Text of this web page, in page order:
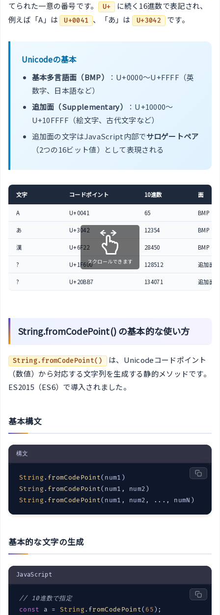
てられた一意の番号です。
U+
に続く16進数で表記され、
例えば「A」は U+0041 、「あ」は U+3042 です。
Unicodeの基本
基本多言語面（BMP）
：U+0000〜U+FFFF（英
数字、日本語など）
追加面（Supplementary）
：U+10000〜
U+10FFFF（絵文字、古代文字など）
追加面の文字はJavaScript内部でサロゲートペア
（2つの16ビット値）として表現される
文字 コードポイント 10進数 面
A U+0041 65 BMP
あ U+3042 12354 BMP
漢 U+6F22 28450 BMP
? U+1F600 128512 追加面
? U+20BB7 134071 追加面
スクロールできます
String.fromCodePoint() の基本的な使い方
String.fromCodePoint()
は、Unicodeコードポイント
（数値）から対応する文字列を生成する静的メソッドです。
ES2015（ES6）で導入されました。
基本構文
構文
String. fromCodePoint
String. fromCodePoint
String. fromCodePoint(num1, num2, ..., numN)
基本的な文字の生成
JavaScript
// 10進数で指定
const a = String. fromCodePoint( 65